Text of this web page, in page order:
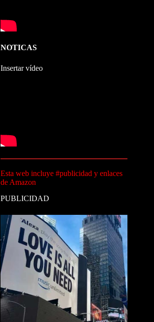
NOTICAS
Insertar vídeo
Esta web incluye #publicidad y enlaces
de Amazon
PUBLICIDAD